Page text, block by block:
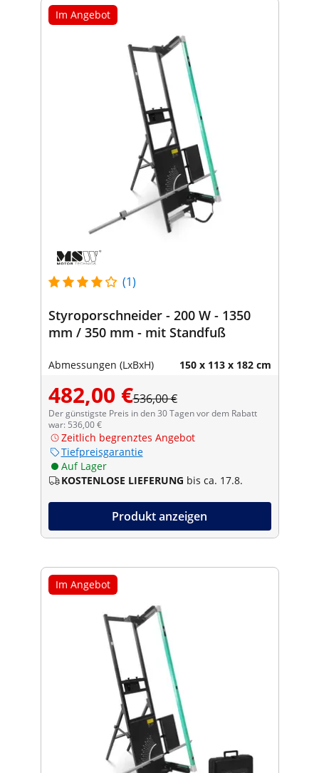
Im Angebot
(1)
Styroporschneider - 200 W - 1350
mm / 350 mm - mit Standfuß
Abmessungen (LxBxH) 150 x 113 x 182 cm
482,00 €536,00 €
Der günstigste Preis in den 30 Tagen vor dem Rabatt
war: 536,00 €
Zeitlich begrenztes Angebot
Tiefpreisgarantie
Auf Lager
KOSTENLOSE LIEFERUNG bis ca. 17.8.
Produkt anzeigen
Im Angebot